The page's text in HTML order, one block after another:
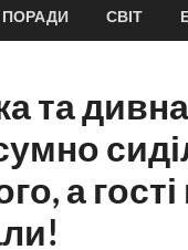
ПОРАДИ СВІТ
та
а